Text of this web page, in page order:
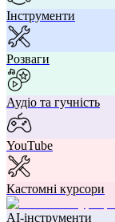
Інструменти
Розваги
Аудіо та гучність
YouTube
Кастомні курсори
AI-інструменти